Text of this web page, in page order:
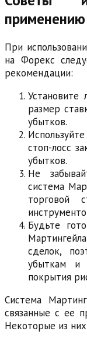
применению
При
на Форекс
рекомендации:
Установите
размер
убытков.
стоп-лосс
убытков.
Не
система
торговой
Будьте
сделок,
убыткам и
покрытия
Система
связанные с ее
Некоторые из